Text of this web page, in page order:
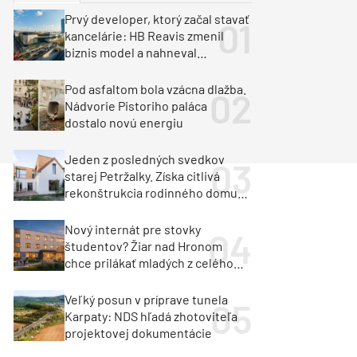
Klimatizácia a vetranie
Milan Murcka
Prvý developer, ktorý začal stavať
kancelárie: HB Reavis zmenil
biznis model a nahneval
Pod asfaltom bola vzácna dlažba.
Nádvorie Pistoriho paláca
dostalo novú energiu
Jeden z posledných svedkov
starej Petržalky. Získa citlivá
rekonštrukcia rodinného domu
Nový internát pre stovky
študentov? Žiar nad Hronom
chce prilákať mladých z celého
Veľký posun v príprave tunela
Karpaty: NDS hľadá zhotoviteľa
projektovej dokumentácie